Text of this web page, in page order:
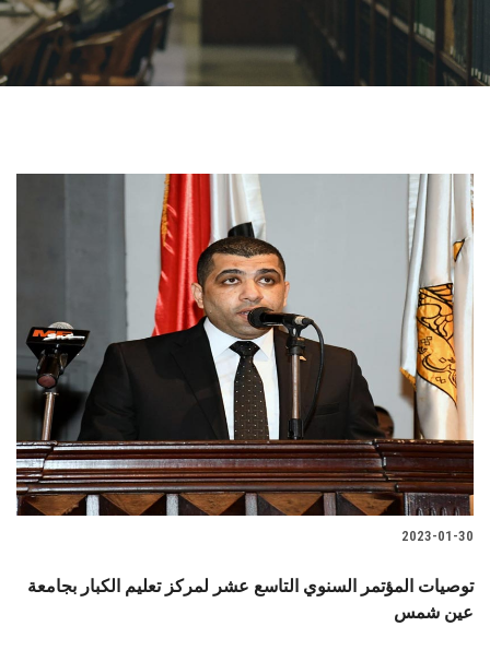
الشئون الأكاديمية
البحث العلمي
الإعلام
تواصل معنا
الطلاب
هيئة التدريس
2023-01-30
توصيات المؤتمر السنوي التاسع عشر لمركز تعليم الكبار بجامعة
عين شمس